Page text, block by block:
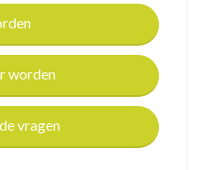
worden
vragen